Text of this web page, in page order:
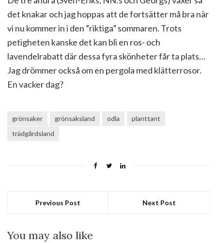
det knakar och jag hoppas att de fortsätter må bra när
vi nu kommer in i den ”riktiga” sommaren. Trots
petigheten kanske det kan bli en ros- och
lavendelrabatt där dessa fyra skönheter får ta plats…
Jag drömmer också om en pergola med klätterrosor.
En vacker dag?
grönsaker grönsaksland odla
planttant
trädgårdsland
Previous Post Next Post
You may also like